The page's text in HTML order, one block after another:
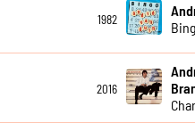
1982
2016